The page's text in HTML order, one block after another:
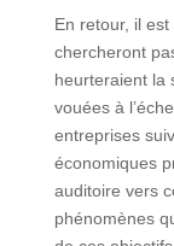
En retour, il
chercheront
heurteraient la
vouées à
entreprises
économiques
auditoire vers
phénomènes